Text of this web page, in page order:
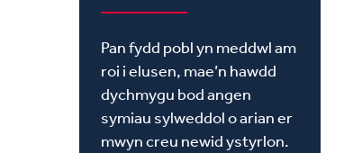
Pan fydd pobl yn meddwl am
roi i elusen, mae’n hawdd
dychmygu bod angen
symiau sylweddol o arian er
mwyn creu newid ystyrlon.